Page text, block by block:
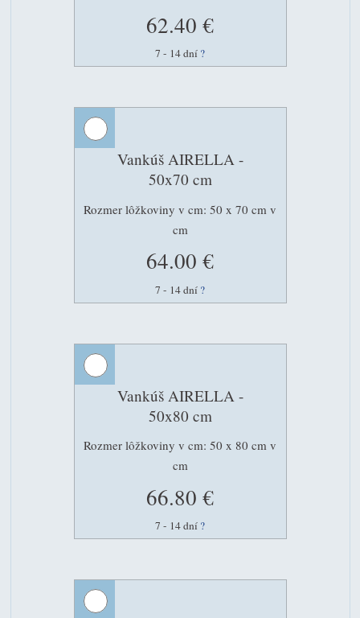
62.40 €
7 - 14 dní ?
Vankúš AIRELLA -
50x70 cm
Rozmer lôžkoviny v cm: 50 x 70 cm v
cm
64.00 €
7 - 14 dní ?
Vankúš AIRELLA -
50x80 cm
Rozmer lôžkoviny v cm: 50 x 80 cm v
cm
66.80 €
7 - 14 dní ?